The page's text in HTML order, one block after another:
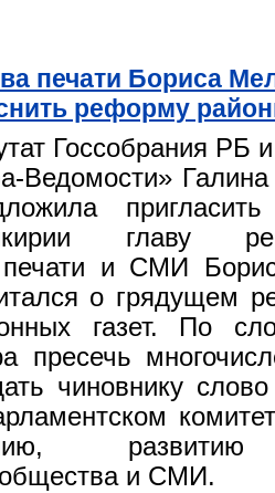
печати Бориса
реформу
Госсобрания РБ
Ведомости»
главу
печати и СМИ
о грядущем
газет. По
пресечь
чиновнику
развитию
общества и СМИ.